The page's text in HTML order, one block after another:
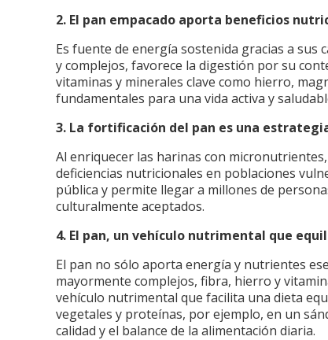
2. El pan empacado aporta beneficios
Es fuente de energía sostenida gracias a sus
y complejos, favorece la digestión por su
vitaminas y minerales clave como hierro,
fundamentales para una vida activa y
3. La fortificación del pan es una
Al enriquecer las harinas con
deficiencias nutricionales en poblaciones
pública y permite llegar a millones de
culturalmente aceptados.
4. El pan, un vehículo nutrimental que
El pan no sólo aporta energía y nutrientes
mayormente complejos, fibra, hierro y
vehículo nutrimental que facilita una dieta
vegetales y proteínas, por ejemplo, en un
calidad y el balance de la alimentación diaria.